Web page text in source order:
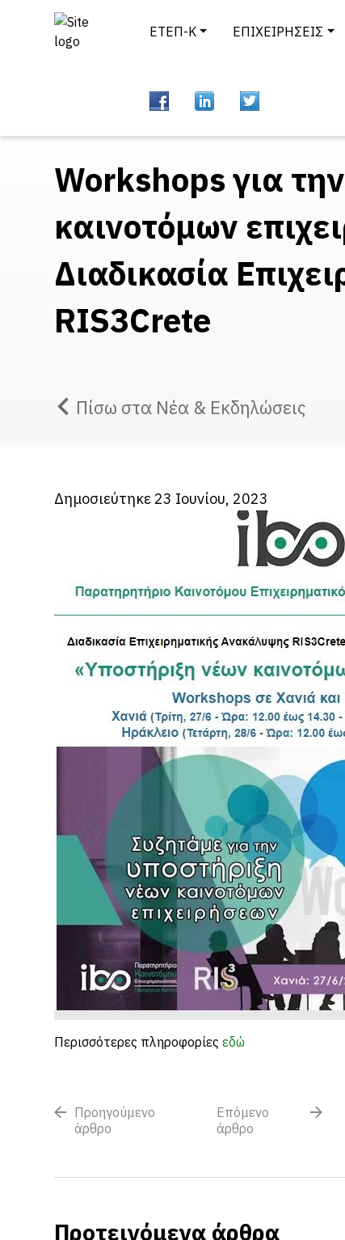
ΕΤΕΠ-Κ ΕΠΙΧΕΙΡΗΣΕΙΣ
Workshops για
καινοτόμων
Διαδικασία
RIS3Crete
Πίσω στα Νέα & Εκδηλώσεις
Δημοσιεύτηκε 23 Ιουνίου, 2023
Περισσότερες πληροφορίες εδώ
Προηγούμενο
άρθρο
Επόμενο
άρθρο
Προτεινόμενα άρθρα